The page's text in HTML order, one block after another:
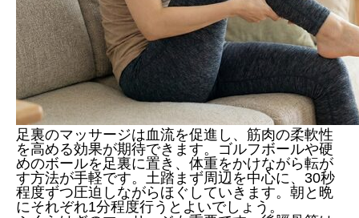
足裏のマッサージは血流を促進し、筋肉の柔軟性
を高める効果が期待できます。ゴルフボールや硬
めのボールを足裏に置き、体重をかけながら転が
す方法が手軽です。土踏まず周辺を中心に、30秒
程度ずつ圧迫しながらほぐしていきます。朝と晩
にそれぞれ1分程度行うとよいでしょう。